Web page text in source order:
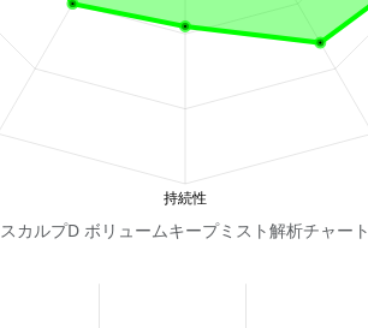
スカルプD ボリュームキープミスト解析チャート